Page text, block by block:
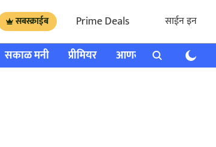
सबस्क्राईब Prime Deals साईन इन
सकाळ मनी प्रीमियर आणखी राशी भविष्य